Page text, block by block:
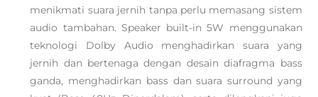
menikmati suara jernih tanpa perlu memasang sistem
audio tambahan. Speaker built-in 5W menggunakan
teknologi Dolby Audio menghadirkan suara yang
jernih dan bertenaga dengan desain diafragma bass
ganda, menghadirkan bass dan suara surround yang